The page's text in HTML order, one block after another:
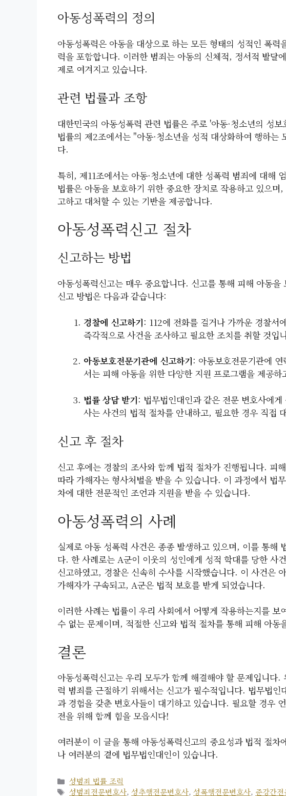
아동성폭력의 정의
아동성폭력은 아동을 대상으로 하는 모든 형태의 성적인 폭
력을 포함합니다. 이러한 범죄는 아동의 신체적, 정서적 발달
제로 여겨지고 있습니다.
관련 법률과 조항
대한민국의 아동성폭력 관련 법률은 주로 '아동·청소년의 성
법률의 제2조에서는 "아동·청소년을 성적 대상화하여 행하는
다.
특히, 제11조에서는 아동·청소년에 대한 성폭력 범죄에 대해
법률은 아동을 보호하기 위한 중요한 장치로 작용하고 있으
고하고 대처할 수 있는 기반을 제공합니다.
아동성폭력신고 절차
신고하는 방법
아동성폭력신고는 매우 중요합니다. 신고를 통해 피해 아동
신고 방법은 다음과 같습니다:
경찰에 신고하기: 112에 전화를 걸거나 가까운 경찰서
즉각적으로 사건을 조사하고 필요한 조치를 취할 것입
아동보호전문기관에 신고하기: 아동보호전문기관에
서는 피해 아동을 위한 다양한 지원 프로그램을 제공하
법률 상담 받기: 법무법인대인과 같은 전문 변호사에
사는 사건의 법적 절차를 안내하고, 필요한 경우 직접
신고 후 절차
신고 후에는 경찰의 조사와 함께 법적 절차가 진행됩니다. 피
따라 가해자는 형사처벌을 받을 수 있습니다. 이 과정에서 법
차에 대한 전문적인 조언과 지원을 받을 수 있습니다.
아동성폭력의 사례
실제로 아동 성폭력 사건은 종종 발생하고 있으며, 이를 통해
다. 한 사례로는 A군이 이웃의 성인에게 성적 학대를 당한 사
신고하였고, 경찰은 신속히 수사를 시작했습니다. 이 사건은
가해자가 구속되고, A군은 법적 보호를 받게 되었습니다.
이러한 사례는 법률이 우리 사회에서 어떻게 작용하는지를
수 없는 문제이며, 적절한 신고와 법적 절차를 통해 피해 아동
결론
아동성폭력신고는 우리 모두가 함께 해결해야 할 문제입니다
력 범죄를 근절하기 위해서는 신고가 필수적입니다. 법무법
과 경험을 갖춘 변호사들이 대기하고 있습니다. 필요할 경우
전을 위해 함께 힘을 모읍시다!
여러분이 이 글을 통해 아동성폭력신고의 중요성과 법적 절
나 여러분의 곁에 법무법인대인이 있습니다.
카
테
성범죄 법률 조력
태
성범죄전문변호사,성추행전문변호사,성폭행전문변호사, 준강간